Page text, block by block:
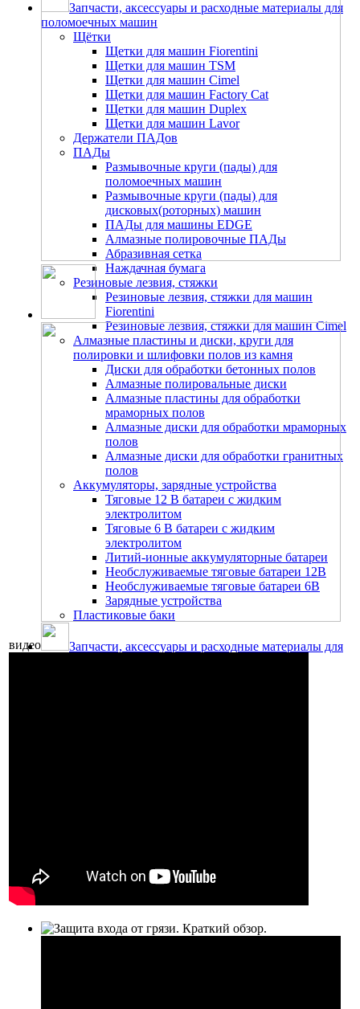
Запчасти, аксессуары и расходные материалы для
поломоечных машин
Щётки
Щетки для машин Fiorentini
Щетки для машин TSM
Щетки для машин Cimel
Щетки для машин Factory Cat
Щетки для машин Duplex
Щетки для машин Lavor
Держатели ПАДов
ПАДы
Размывочные круги (пады) для
поломоечных машин
Размывочные круги (пады) для
дисковых(роторных) машин
ПАДы для машины EDGE
Алмазные полировочные ПАДы
Абразивная сетка
Наждачная бумага
Резиновые лезвия, стяжки
Резиновые лезвия, стяжки для машин
Fiorentini
Резиновые лезвия, стяжки для машин Cimel
Алмазные пластины и диски, круги для
полировки и шлифовки полов из камня
Диски для обработки бетонных полов
Алмазные полировальные диски
Алмазные пластины для обработки
мраморных полов
Алмазные диски для обработки мраморных
полов
Алмазные диски для обработки гранитных
полов
Аккумуляторы, зарядные устройства
Тяговые 12 В батареи с жидким
электролитом
Тяговые 6 В батареи с жидким
электролитом
Литий-ионные аккумуляторные батареи
Необслуживаемые тяговые батареи 12В
Необслуживаемые тяговые батареи 6В
Зарядные устройства
Пластиковые баки
Запчасти, аксессуары и расходные материалы для
видео